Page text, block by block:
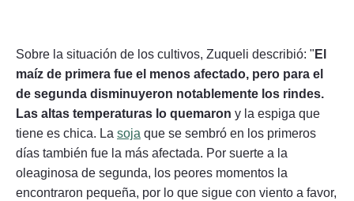
Sobre la situación de los cultivos, Zuqueli describió: " El
maíz de primera fue el menos afectado, pero para el
de segunda disminuyeron notablemente los rindes.
Las altas temperaturas lo quemaron y la espiga que
tiene es chica. La soja que se sembró en los primeros
días también fue la más afectada. Por suerte a la
oleaginosa de segunda, los peores momentos la
encontraron pequeña, por lo que sigue con viento a favor,